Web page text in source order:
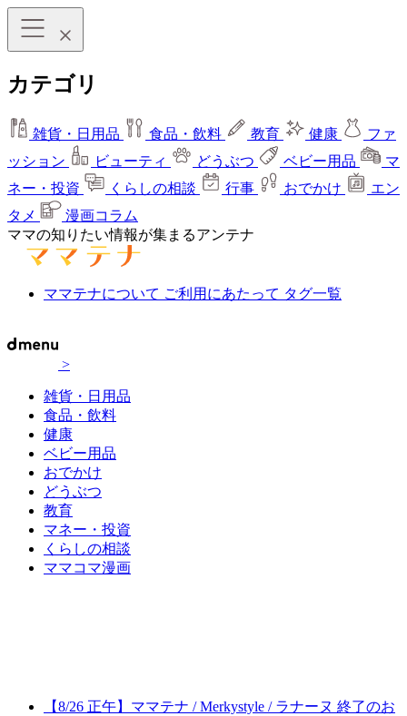
カテゴリ
雑貨・日用品 食品・飲料 教育 健康
ファ
ッション
ビューティ どうぶつ ベビー用品
マ
ネー・投資
くらしの相談 行事 おでかけ
エン
タメ
漫画コラム
ママの知りたい情報が集まるアンテナ
ママテナについて ご利用にあたって タグ一覧
>
雑貨・日用品
食品・飲料
健康
ベビー用品
おでかけ
どうぶつ
教育
マネー・投資
くらしの相談
ママコマ漫画
【8/26 正午】ママテナ / Merkystyle / ラナーヌ 終了のお